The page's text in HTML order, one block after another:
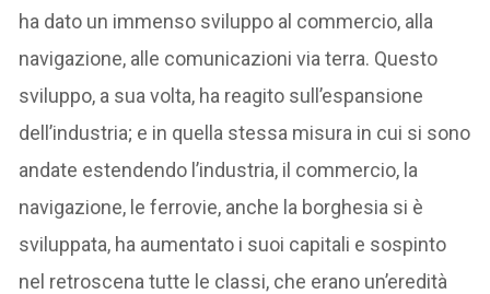
ha dato un immenso sviluppo al commercio, alla
navigazione, alle comunicazioni via terra. Questo
sviluppo, a sua volta, ha reagito sull’espansione
dell’industria; e in quella stessa misura in cui si sono
andate estendendo l’industria, il commercio, la
navigazione, le ferrovie, anche la borghesia si è
sviluppata, ha aumentato i suoi capitali e sospinto
nel retroscena tutte le classi, che erano un’eredità